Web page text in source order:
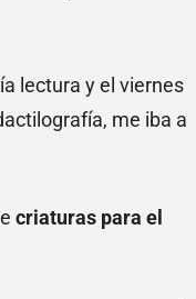
lectura y el viernes
me iba a
criaturas para el